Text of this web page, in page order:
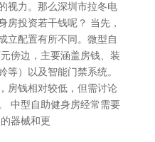
视力。那么深圳市拉冬电
房投资若干钱呢？ 当先，
立配置有所不同。微型自
傍边，主要涵盖房钱、装
等）以及智能门禁系统。
房钱相对较低，但需讨论
中型自助健身房经常需要
器械和更